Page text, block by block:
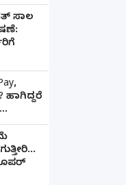
ಸಾಲ
ಹಾಗಿದ್ದರೆ